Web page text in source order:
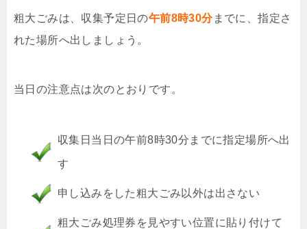
粗大ごみは、収集予定日の午前8時30分までに、指定さ
れた場所へ出しましょう。
当日の注意点は次のとおりです。
収集日当日の午前8時30分までに指定場所へ出
す
申し込みをした粗大ごみ以外は出さない
粗大ごみ処理券を見やすい位置に貼り付けて